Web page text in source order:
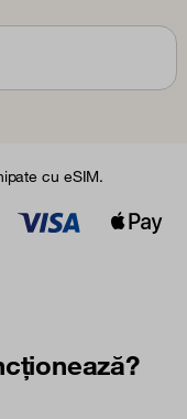
cu eSIM.